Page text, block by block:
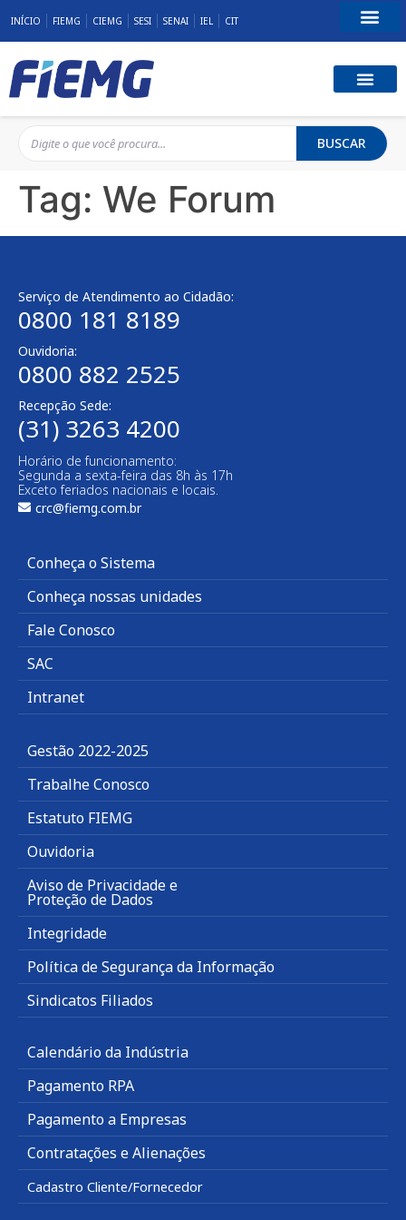
INÍCIO FIEMG CIEMG SESI SENAI IEL CIT
BUSCAR
Tag: We Forum
Serviço de Atendimento ao Cidadão:
0800 181 8189
Ouvidoria:
0800 882 2525
Recepção Sede:
(31) 3263 4200
Horário de funcionamento:
Segunda a sexta-feira das 8h às 17h
Exceto feriados nacionais e locais.
crc@fiemg.com.br
Conheça o Sistema
Conheça nossas unidades
Fale Conosco
SAC
Intranet
Gestão 2022-2025
Trabalhe Conosco
Estatuto FIEMG
Ouvidoria
Aviso de Privacidade e
Proteção de Dados
Integridade
Política de Segurança da Informação
Sindicatos Filiados
Calendário da Indústria
Pagamento RPA
Pagamento a Empresas
Contratações e Alienações
Cadastro Cliente/Fornecedor